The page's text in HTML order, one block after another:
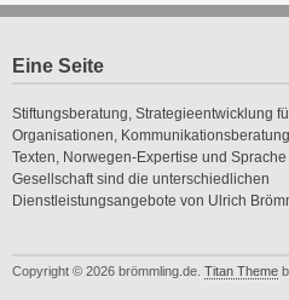
Eine Seite
Stiftungsberatung, Strategieentwicklung
Organisationen,
Texten, Norwegen-Expertise und Sprache
Gesellschaft sind die unterschiedlichen
Dienstleistungsangebote von Ulrich
Copyright © 2026 brömmling.de. Titan Theme